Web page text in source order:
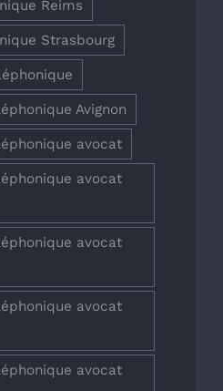
Reims
Strasbourg
Avignon
avocat
avocat
avocat
avocat
avocat